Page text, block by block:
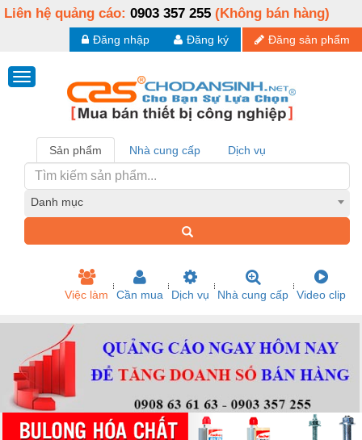
Liên hệ quảng cáo: 0903 357 255 (Không bán hàng)
Đăng sản phẩm
Đăng ký
Đăng nhập
Sản phẩm Nhà cung cấp Dịch vụ
Danh mục
Việc làm Cần mua Dịch vụ Nhà cung cấp Video clip